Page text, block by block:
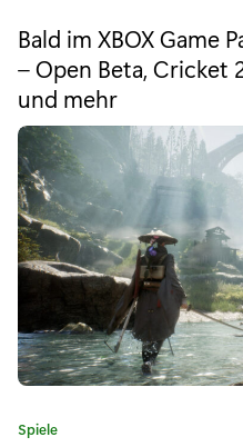
m
e
m
i
c
r
t
e
g
o
e
:
Bald im XBOX Game
– Open Beta, Cricket
und mehr
K
Spiele